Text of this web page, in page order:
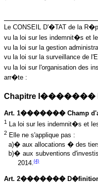
Le CONSEIL D'�TAT de la
vu la loi sur les indemnit�s et
vu la loi sur la gestion
vu la loi sur la surveillance de
vu la loi sur l'organisation des
arr�te :
Chapitre I�������
Art. 1������� Champ
1 La loi sur les indemnit�s et
2 Elle ne s'applique pas :
a)� aux allocations � des
b)� aux subventions
2014.(4)
Art. 2�������